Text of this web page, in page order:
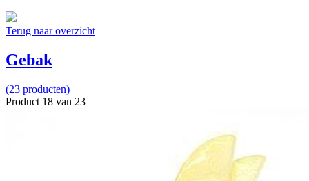
Terug naar overzicht
Gebak
(23 producten)
Product 18 van 23